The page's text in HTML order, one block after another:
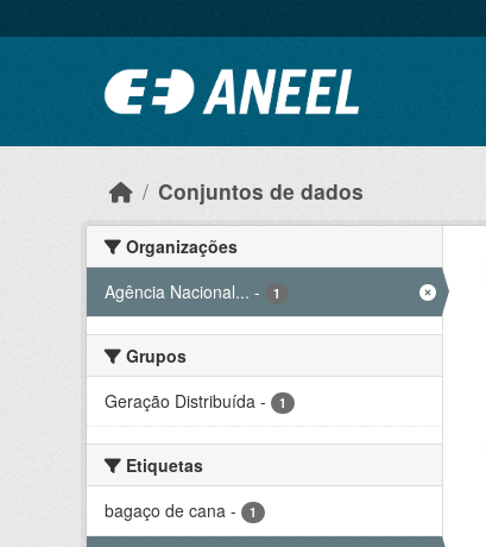
Conjuntos de dados
Organizações
Agência Nacional... - 1
Grupos
Geração Distribuída - 1
Etiquetas
bagaço de cana - 1